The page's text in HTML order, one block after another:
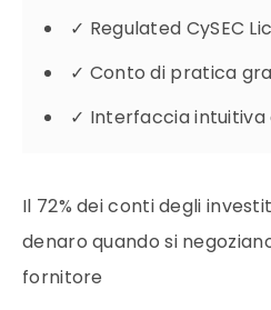
✓ Regulated CySEC
✓ Conto di pratica
✓ Interfaccia
Il 72% dei conti degli
denaro quando si
fornitore